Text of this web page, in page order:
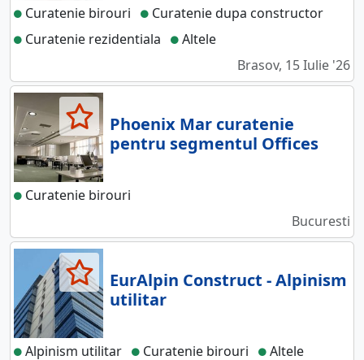
Curatenie birouri
Curatenie dupa constructor
Curatenie rezidentiala
Altele
Brasov, 15 Iulie '26
Phoenix Mar curatenie
pentru segmentul Offices
Curatenie birouri
Bucuresti
EurAlpin Construct - Alpinism
utilitar
Alpinism utilitar Curatenie birouri Altele